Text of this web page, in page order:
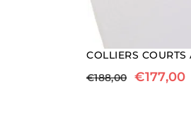
€188,00 €177,00